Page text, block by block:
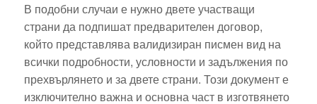
В подобни случаи е нужно двете участващи
страни да подпишат предварителен договор,
който представлява валидизиран писмен вид на
всички подробности, условности и задължения по
прехвърлянето и за двете страни. Този документ е
изключително важна и основна част в изготвянето